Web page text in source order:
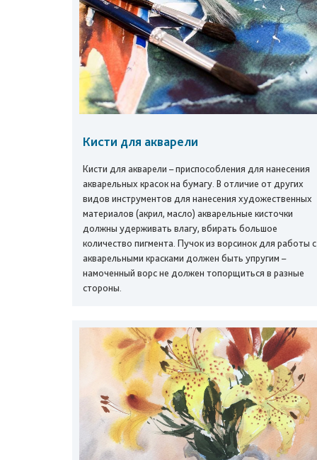
Кисти для акварели
Кисти для акварели – приспособления для нанесения
акварельных красок на бумагу. В отличие от других
видов инструментов для нанесения художественных
материалов (акрил, масло) акварельные кисточки
должны удерживать влагу, вбирать большое
количество пигмента. Пучок из ворсинок для работы с
акварельными красками должен быть упругим –
намоченный ворс не должен топорщиться в разные
стороны.